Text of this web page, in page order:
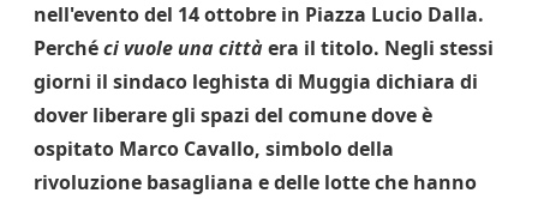
nell'evento del 14 ottobre in Piazza Lucio Dalla.
Perchéci vuole una cittàera il titolo. Negli stessi
giorni il sindaco leghista di Muggia dichiara di
dover liberare gli spazi del comune dove è
ospitato Marco Cavallo, simbolo della
rivoluzione basagliana e delle lotte che hanno